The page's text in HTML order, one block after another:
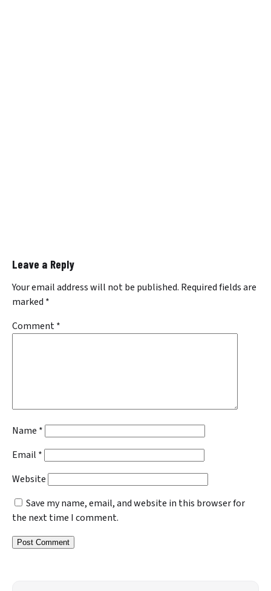
Leave a Reply
Your email address will not be published. Required fields are
marked *
Comment*
Name *
Email *
Website
Save my name, email, and website in this browser for
the next time I comment.